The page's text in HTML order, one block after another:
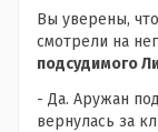
Вы уверены,
смотрели на
подсудимого
- Да. Аружан
вернулась за